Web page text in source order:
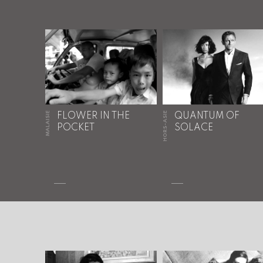
MALAISIE
FLOWER IN THE
POCKET
HORS-ASIE
QUANTUM OF
SOLACE